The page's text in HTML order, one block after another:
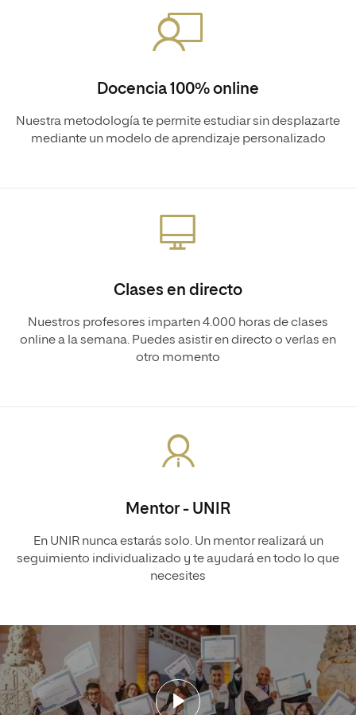
Docencia 100% online
Nuestra metodología te permite estudiar sin desplazarte
mediante un modelo de aprendizaje personalizado
Clases en directo
Nuestros profesores imparten 4.000 horas de clases
online a la semana. Puedes asistir en directo o verlas en
otro momento
Mentor - UNIR
En UNIR nunca estarás solo. Un mentor realizará un
seguimiento individualizado y te ayudará en todo lo que
necesites